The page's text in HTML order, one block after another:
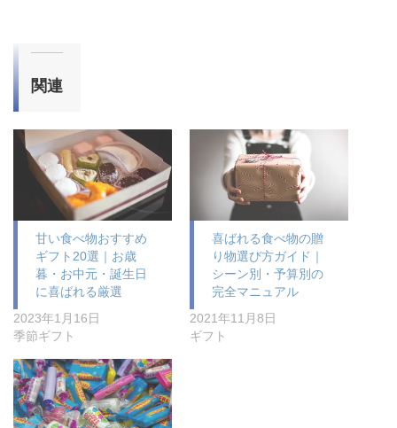
関連
甘い食べ物おすすめ
ギフト20選｜お歳
暮・お中元・誕生日
に喜ばれる厳選
2023年1月16日
季節ギフト
喜ばれる食べ物の贈
り物選び方ガイド｜
シーン別・予算別の
完全マニュアル
2021年11月8日
ギフト